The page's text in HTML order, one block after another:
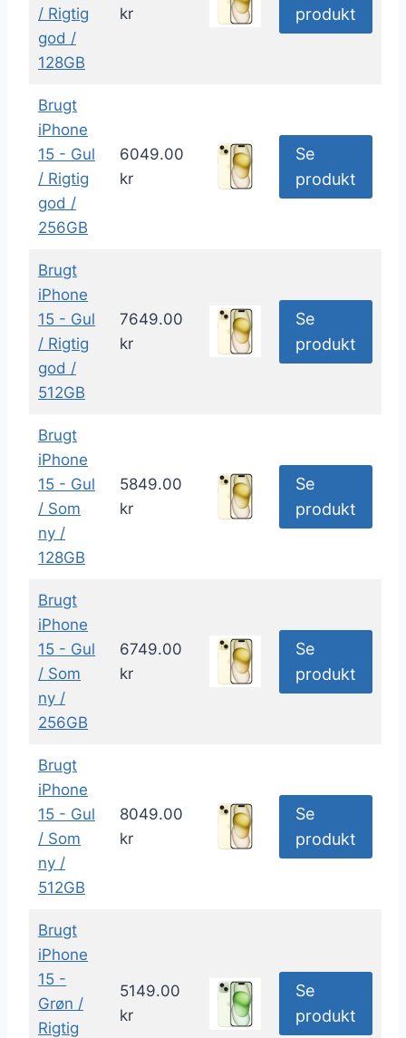
/ Rigtig
god /
128GB
kr
produkt
Brugt
iPhone
15 - Gul
/ Rigtig
god /
256GB
6049.00
kr
Se
produkt
Brugt
iPhone
15 - Gul
/ Rigtig
god /
512GB
7649.00
kr
Se
produkt
Brugt
iPhone
15 - Gul
/ Som
ny /
128GB
5849.00
kr
Se
produkt
Brugt
iPhone
15 - Gul
/ Som
ny /
256GB
6749.00
kr
Se
produkt
Brugt
iPhone
15 - Gul
/ Som
ny /
512GB
8049.00
kr
Se
produkt
Brugt
iPhone
15 -
Grøn /
Rigtig
5149.00
kr
Se
produkt